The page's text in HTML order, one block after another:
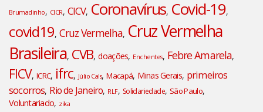
Brumadinho, CICR, CICV, Coronavírus, Covid-19,
covid19, Cruz Vermelha, Cruz Vermelha
Brasileira, CVB,doações, Enchentes, Febre Amarela,
FICV, ICRC, ifrc, Júlio Cals,Macapá, Minas Gerais, primeiros
socorros, Rio de Janeiro, RLF, Solidariedade, São Paulo,
Voluntariado, zika